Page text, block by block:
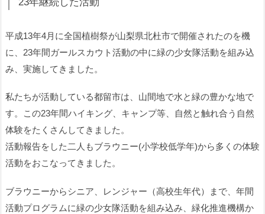
平成13年4月に全国植樹祭が山梨県北杜市で開催されたのを機
に、23年間ガールスカウト活動の中に緑の少女隊活動を組み込
み、実施してきました。
私たちが活動している都留市は、山間地で水と緑の豊かな地で
す。この23年間ハイキング、キャンプ等、自然と触れ合う自然
体験をたくさんしてきました。
活動報告をした二人もブラウニー(小学校低学年)から多くの体験
活動をおこなってきました。
ブラウニーからシニア、レンジャー（高校生年代）まで、年間
活動プログラムに緑の少女隊活動を組み込み、緑化推進機構か